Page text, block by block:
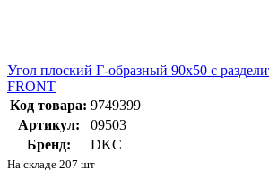
Угол плоский Г-образный 90х50 с
FRONT
Код товара: 9749399
Артикул:
09503
Бренд:
DKC
На складе 207 шт